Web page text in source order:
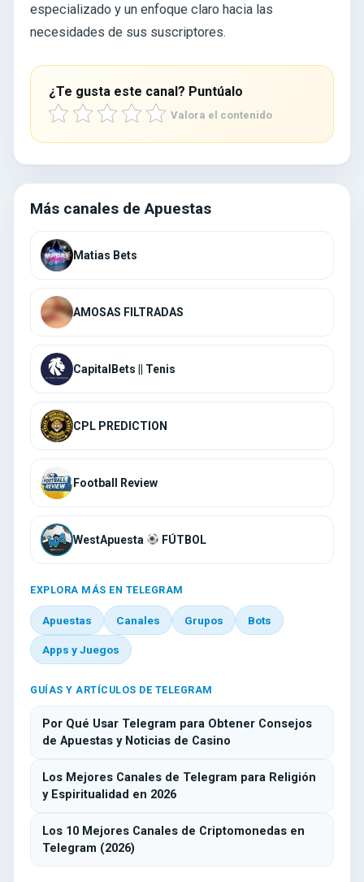
especializado y un enfoque claro hacia las
necesidades de sus suscriptores.
¿Te gusta este canal? Puntúalo
Valora el contenido
Más canales de Apuestas
AMOSAS FILTRADAS
CapitalBets || Tenis
CPL PREDICTION
Football Review
WestApuesta FÚTBOL
EXPLORA MÁS EN TELEGRAM
Apuestas Canales Grupos Bots
Apps y Juegos
GUÍAS Y ARTÍCULOS DE TELEGRAM
Por Qué Usar Telegram para Obtener Consejos
de Apuestas y Noticias de Casino
Los Mejores Canales de Telegram para Religión
y Espiritualidad en 2026
Los 10 Mejores Canales de Criptomonedas en
Telegram (2026)